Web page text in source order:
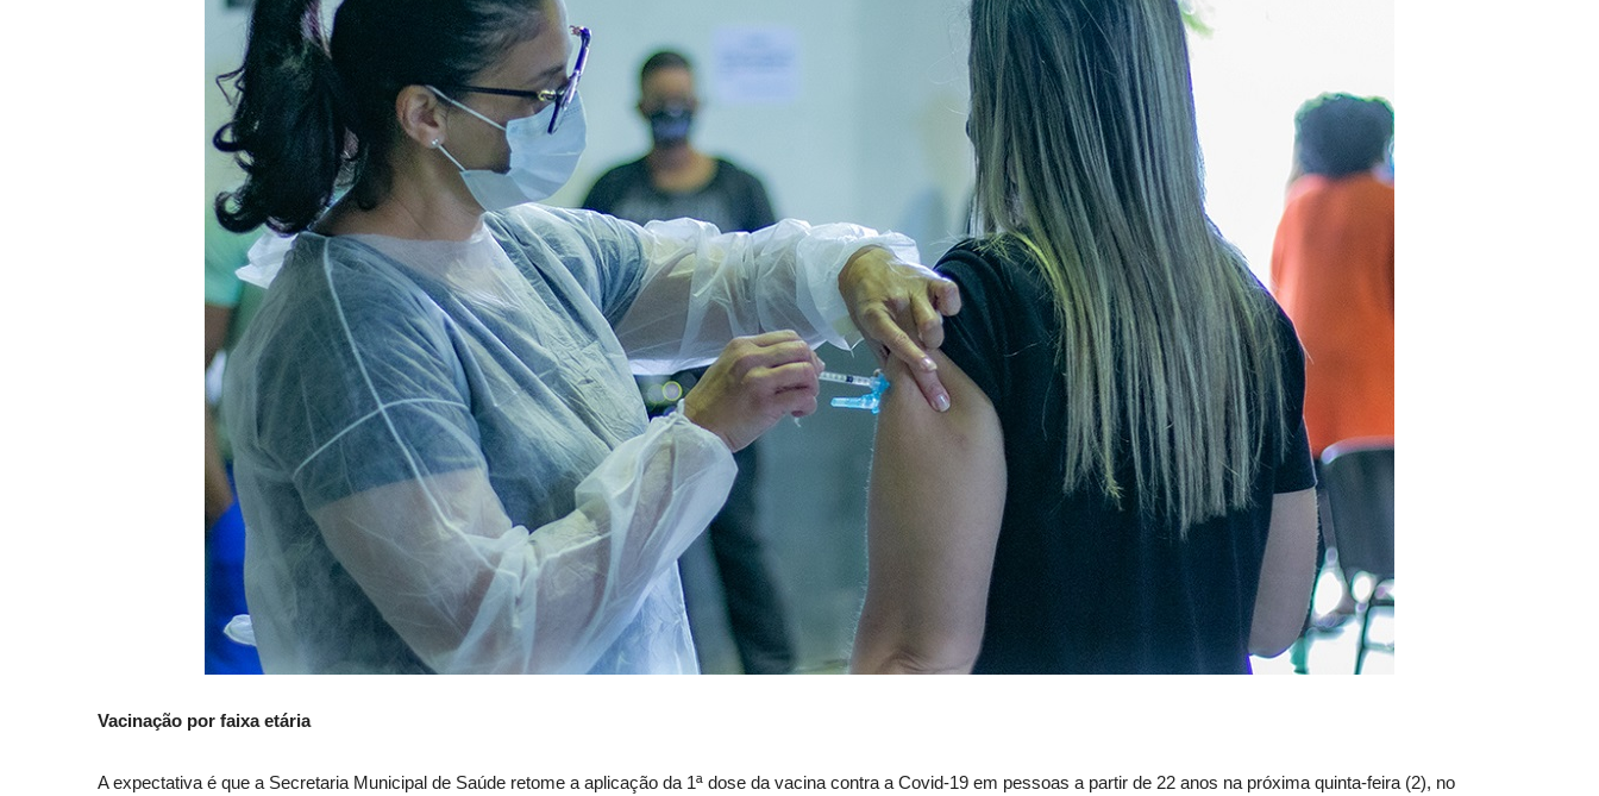
Vacinação por faixa etária
A expectativa é que a Secretaria Municipal de Saúde retome a aplicação da 1ª dose da vacina contra a Covid-19 em pessoas a partir de 22 anos na próxima quinta-feira (2), no